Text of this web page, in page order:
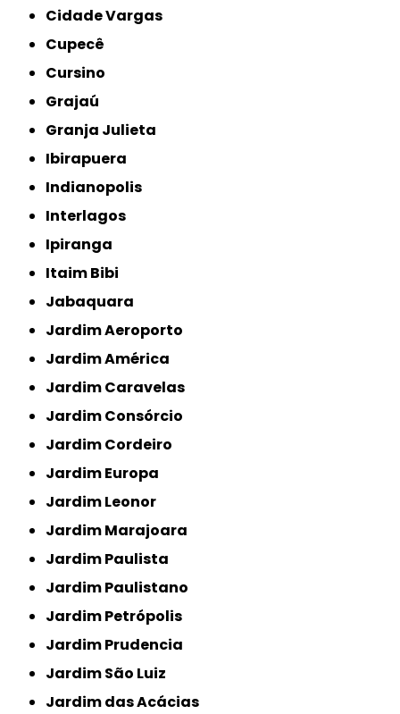
Cidade Vargas
Cupecê
Cursino
Grajaú
Granja Julieta
Ibirapuera
Indianopolis
Interlagos
Ipiranga
Itaim Bibi
Jabaquara
Jardim Aeroporto
Jardim América
Jardim Caravelas
Jardim Consórcio
Jardim Cordeiro
Jardim Europa
Jardim Leonor
Jardim Marajoara
Jardim Paulista
Jardim Paulistano
Jardim Petrópolis
Jardim Prudencia
Jardim São Luiz
Jardim das Acácias